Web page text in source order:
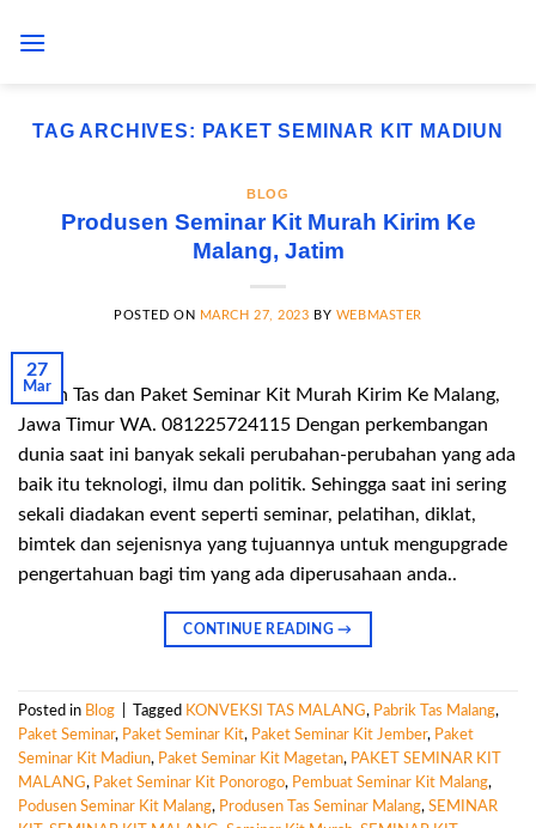
TAG ARCHIVES: PAKET SEMINAR KIT MADIUN
BLOG
Produsen Seminar Kit Murah Kirim Ke
Malang, Jatim
POSTED ON MARCH 27, 2023 BY WEBMASTER
27
Mar
Pesan Tas dan Paket Seminar Kit Murah Kirim Ke Malang,
Jawa Timur WA. 081225724115 Dengan perkembangan
dunia saat ini banyak sekali perubahan-perubahan yang ada
baik itu teknologi, ilmu dan politik. Sehingga saat ini sering
sekali diadakan event seperti seminar, pelatihan, diklat,
bimtek dan sejenisnya yang tujuannya untuk mengupgrade
pengertahuan bagi tim yang ada diperusahaan anda..
CONTINUE READING→
Posted in Blog Tagged KONVEKSI TAS MALANG, Pabrik Tas Malang,
Paket Seminar, Paket Seminar Kit, Paket Seminar Kit Jember, Paket
Seminar Kit Madiun, Paket Seminar Kit Magetan, PAKET SEMINAR KIT
MALANG, Paket Seminar Kit Ponorogo, Pembuat Seminar Kit Malang,
Podusen Seminar Kit Malang, Produsen Tas Seminar Malang, SEMINAR